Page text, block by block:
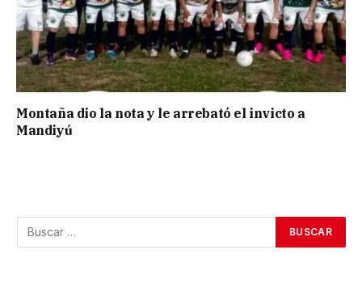
Montaña dio la nota y le arrebató el invicto a
Mandiyú